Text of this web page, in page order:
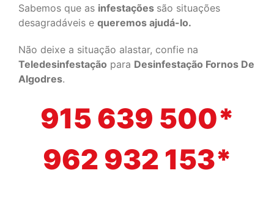
Sabemos que as infestações são situações
desagradáveis e queremos ajudá-lo.
Não deixe a situação alastar, confie na
Teledesinfestação para Desinfestação Fornos De
Algodres.
915 639 500*
962 932 153*